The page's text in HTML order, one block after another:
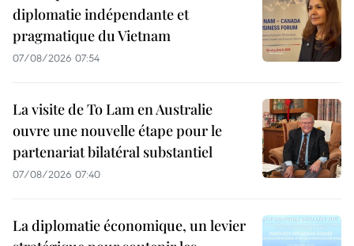
diplomatie indépendante et
pragmatique du Vietnam
07/08/2026 07:54
La visite de To Lam en Australie
ouvre une nouvelle étape pour le
partenariat bilatéral substantiel
07/08/2026 07:40
La diplomatie économique, un levier